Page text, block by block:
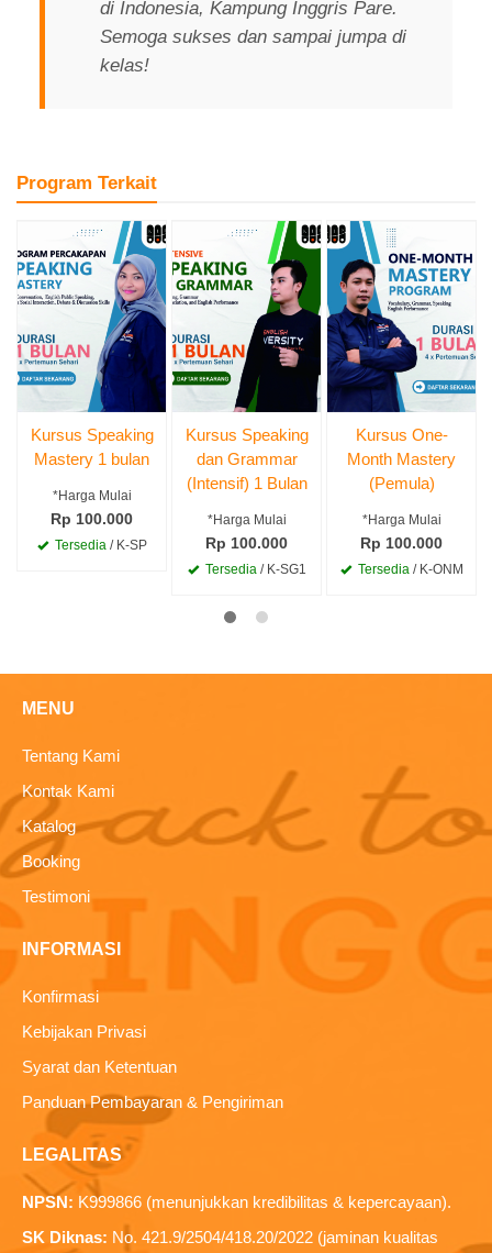
di Indonesia, Kampung Inggris Pare.
Semoga sukses dan sampai jumpa di
kelas!
Program Terkait
Kursus Speaking
Mastery 1 bulan
*Harga Mulai
Rp 100.000
Tersedia/ K-SP
Kursus Speaking
dan Grammar
(Intensif) 1 Bulan
*Harga Mulai
Rp 100.000
Tersedia/ K-SG1
Kursus One-
Month Mastery
(Pemula)
*Harga Mulai
Rp 100.000
Tersedia/ K-ONM
MENU
Tentang Kami
Kontak Kami
Katalog
Booking
Testimoni
INFORMASI
Konfirmasi
Kebijakan Privasi
Syarat dan Ketentuan
Panduan Pembayaran & Pengiriman
LEGALITAS
NPSN: K999866 (menunjukkan kredibilitas & kepercayaan).
SK Diknas: No. 421.9/2504/418.20/2022 (jaminan kualitas